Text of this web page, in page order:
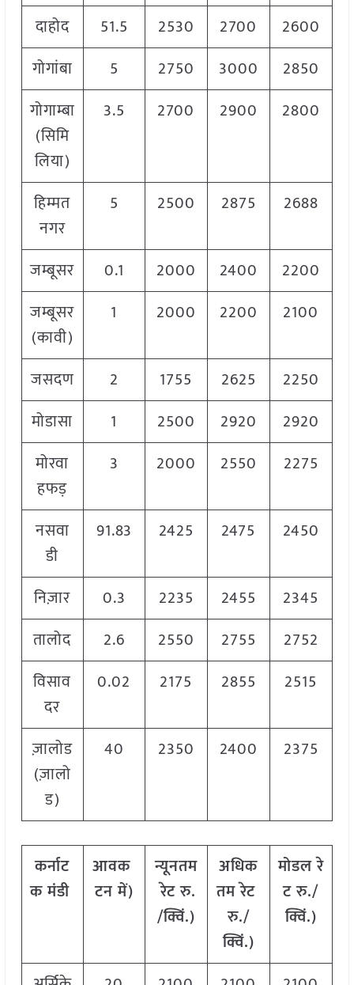
दाहोद 51.5 2530 2700
2600
गोगांबा
5 2750 3000
2850
गोगाम्बा
(सिमि
लिया)
3.5 2700 2900 2800
हिम्मत
नगर
5 2500 2875 2688
जम्बूसर 0.1 2000 2400
2200
जम्बूसर
(कावी)
1 2000 2200 2100
जसदण 2 1755 2625
2250
मोडासा
1 2500 2920
2920
मोरवा
हफड़
3 2000 2550 2275
नसवा
डी
91.83 2425 2475 2450
निज़ार 0.3 2235 2455
2345
तालोद
2.6 2550 2755
2752
विसाव
दर
0.02 2175 2855 2515
ज़ालोड
(ज़ालो
ड)
40 2350 2400 2375
कर्नाट
कमंडी
आवक
टनमें)
न्यूनतम
रेटरु.
/क्विं.)
अधिक
तमरेट
रु./
क्विं.)
मोडलरे
टरु./
क्विं.)